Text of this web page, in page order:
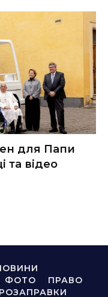
для Папи
та відео
ФОТО
ПРАВО